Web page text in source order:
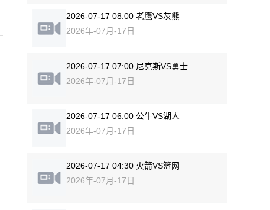
2026-07-17 08:00 老鹰VS灰熊
2026年-07月-17日
2026-07-17 07:00 尼克斯VS勇士
2026年-07月-17日
2026-07-17 06:00 公牛VS湖人
2026年-07月-17日
2026-07-17 04:30 火箭VS篮网
2026年-07月-17日